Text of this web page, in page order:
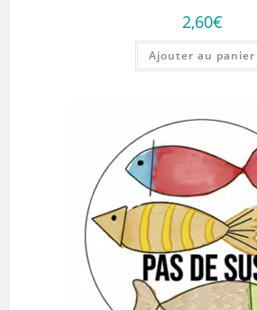
2,60€
Ajouter au panier